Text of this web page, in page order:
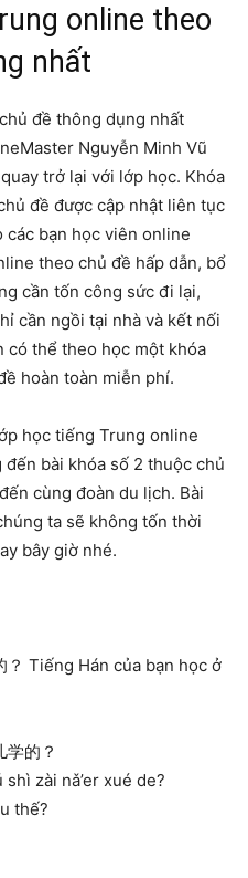
online theo
nhất
đề thông dụng nhất
Nguyễn Minh Vũ
trở lại với lớp học. Khóa
đề được cập nhật liên tục
các bạn học viên online
theo chủ đề hấp dẫn, bổ
cần tốn công sức đi lại,
cần ngồi tại nhà và kết nối
có thể theo học một khóa
hoàn toàn miễn phí.
học tiếng Trung online
bài khóa số 2 thuộc chủ
cùng đoàn du lịch. Bài
ta sẽ không tốn thời
bây giờ nhé.
？ Tiếng Hán của bạn học ở
的？
zài nǎ’er xué de?
thế?